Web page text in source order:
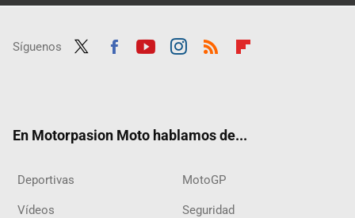
Síguenos
En Motorpasion Moto hablamos de...
Deportivas MotoGP
Vídeos Seguridad